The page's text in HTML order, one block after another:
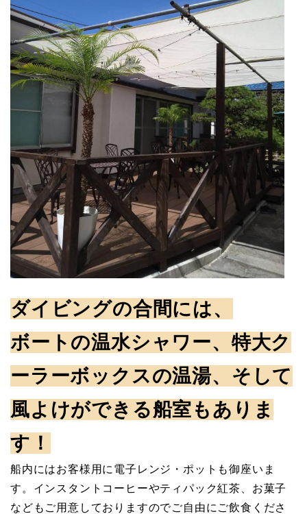
ダイビングの合間には、
ボートの温水シャワー、特大ク
ーラーボックスの温湯、そして
風よけができる船室もありま
す！
船内にはお客様用に電子レンジ・ポットも御座いま
す。インスタントコーヒーやティパック紅茶、お菓子
などもご用意しておりますのでご自由にご飲食くださ